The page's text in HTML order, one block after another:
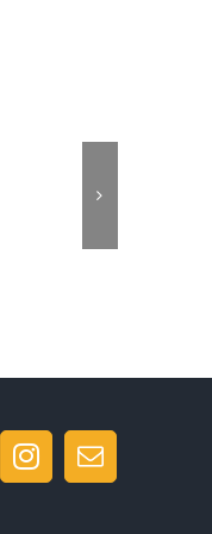
Instagram
E-